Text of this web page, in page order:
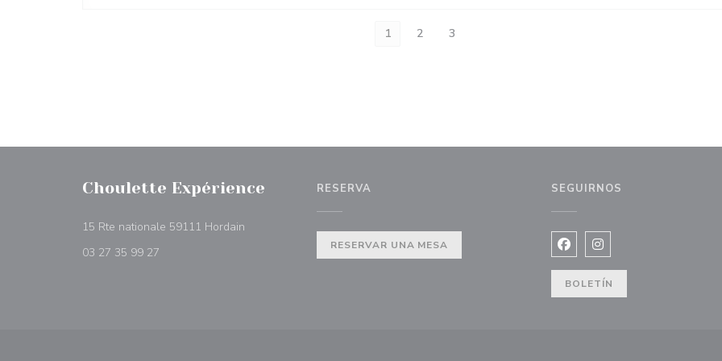
1 2 3
Choulette Expérience
15 Rte nationale 59111 Hordain
03 27 35 99 27
RESERVA
RESERVAR UNA MESA
SEGUIRNOS
Facebook ((abre en una
Instagram ((abre en
BOLETÍN